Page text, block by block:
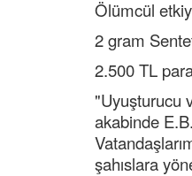
Ölümcül
2 gram
2.500 TL
"Uyuşturucu
akabinde
şahıslara